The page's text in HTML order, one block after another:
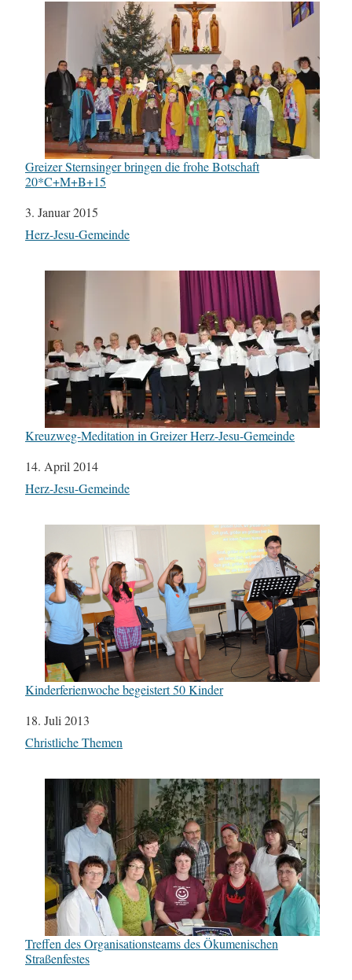
Greizer Sternsinger bringen die frohe Botschaft
20*C+M+B+15
Datum
3. Januar 2015
In Bezug auf
Herz-Jesu-Gemeinde
Kreuzweg-Meditation in Greizer Herz-Jesu-Gemeinde
Datum
14. April 2014
In Bezug auf
Herz-Jesu-Gemeinde
Kinderferienwoche begeistert 50 Kinder
Datum
18. Juli 2013
In Bezug auf
Christliche Themen
Treffen des Organisationsteams des Ökumenischen
Straßenfestes